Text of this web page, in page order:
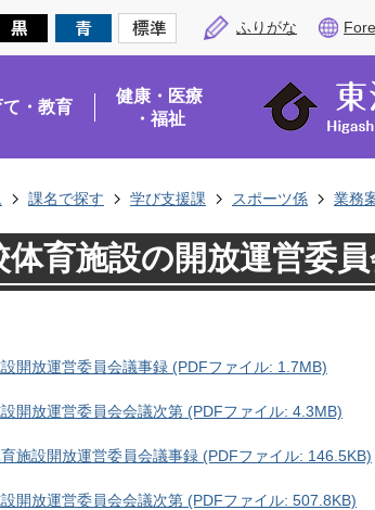
ふりがな
・教育
健康・医療
・福祉
課名で探す 学び支援課 スポーツ係 業務
体育施設の開放運営委
開放運営委員会議事録 (PDFファイル: 1.7MB)
開放運営委員会会議次第 (PDFファイル: 4.3MB)
施設開放運営委員会議事録 (PDFファイル: 146.5KB)
開放運営委員会会議次第 (PDFファイル: 507.8KB)